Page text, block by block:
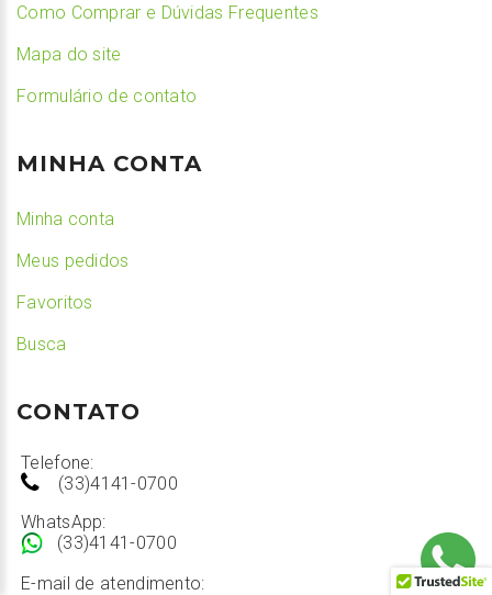
Como Comprar e Dúvidas Frequentes
Mapa do site
Formulário de contato
MINHA CONTA
Minha conta
Meus pedidos
Favoritos
Busca
CONTATO
Telefone:
(33)4141-0700
WhatsApp:
(33)4141-0700
E-mail de atendimento: